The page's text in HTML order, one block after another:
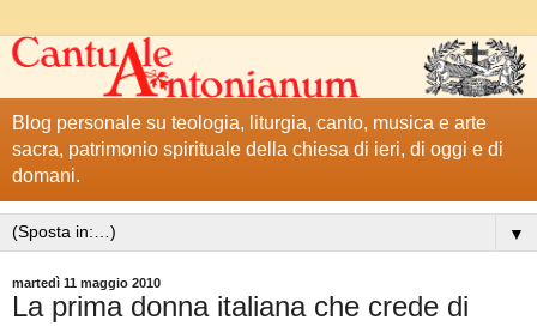
Blog personale su teologia, liturgia, canto, musica e arte
sacra, patrimonio spirituale della chiesa di ieri, di oggi e di
domani.
▼
martedì 11 maggio 2010
La prima donna italiana che crede di